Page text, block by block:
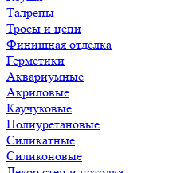
Талрепы
Тросы и цепи
Финишная отделка
Герметики
Аквариумные
Акриловые
Каучуковые
Полиуретановые
Силикатные
Силиконовые